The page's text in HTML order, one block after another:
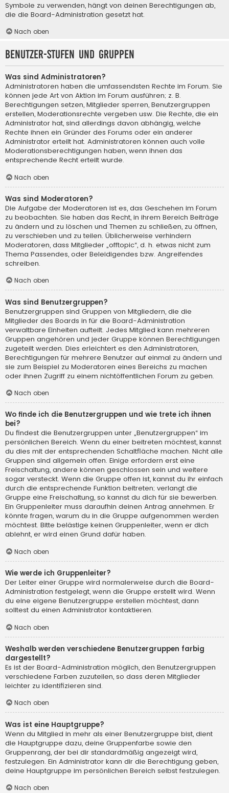
Symbole zu verwenden, hängt von deinen Berechtigungen ab,
die die Board-Administration gesetzt hat.
Nach oben
Benutzer-Stufen und Gruppen
Was sind Administratoren?
Administratoren haben die umfassendsten Rechte im Forum. Sie
können jede Art von Aktion im Forum ausführen; z. B.
Berechtigungen setzen, Mitglieder sperren, Benutzergruppen
erstellen, Moderationsrechte vergeben usw. Die Rechte, die ein
Administrator hat, sind allerdings davon abhängig, welche
Rechte ihnen ein Gründer des Forums oder ein anderer
Administrator erteilt hat. Administratoren können auch volle
Moderationsberechtigungen haben, wenn ihnen das
entsprechende Recht erteilt wurde.
Nach oben
Was sind Moderatoren?
Die Aufgabe der Moderatoren ist es, das Geschehen im Forum
zu beobachten. Sie haben das Recht, in ihrem Bereich Beiträge
zu ändern und zu löschen und Themen zu schließen, zu öffnen,
zu verschieben und zu teilen. Üblicherweise verhindern
Moderatoren, dass Mitglieder „offtopic“, d. h. etwas nicht zum
Thema Passendes, oder Beleidigendes bzw. Angreifendes
schreiben.
Nach oben
Was sind Benutzergruppen?
Benutzergruppen sind Gruppen von Mitgliedern, die die
Mitglieder des Boards in für die Board-Administration
verwaltbare Einheiten aufteilt. Jedes Mitglied kann mehreren
Gruppen angehören und jeder Gruppe können Berechtigungen
zugeteilt werden. Dies erleichtert es den Administratoren,
Berechtigungen für mehrere Benutzer auf einmal zu ändern und
sie zum Beispiel zu Moderatoren eines Bereichs zu machen
oder ihnen Zugriff zu einem nichtöffentlichen Forum zu geben.
Nach oben
Wo finde ich die Benutzergruppen und wie trete ich ihnen
bei?
Du findest die Benutzergruppen unter „Benutzergruppen“ im
persönlichen Bereich. Wenn du einer beitreten möchtest, kannst
du dies mit der entsprechenden Schaltfläche machen. Nicht alle
Gruppen sind allgemein offen. Einige erfordern erst eine
Freischaltung, andere können geschlossen sein und weitere
sogar versteckt. Wenn die Gruppe offen ist, kannst du ihr einfach
durch die entsprechende Funktion beitreten; verlangt die
Gruppe eine Freischaltung, so kannst du dich für sie bewerben.
Ein Gruppenleiter muss daraufhin deinen Antrag annehmen. Er
könnte fragen, warum du in die Gruppe aufgenommen werden
möchtest. Bitte belästige keinen Gruppenleiter, wenn er dich
ablehnt, er wird einen Grund dafür haben.
Nach oben
Wie werde ich Gruppenleiter?
Der Leiter einer Gruppe wird normalerweise durch die Board-
Administration festgelegt, wenn die Gruppe erstellt wird. Wenn
du eine eigene Benutzergruppe erstellen möchtest, dann
solltest du einen Administrator kontaktieren.
Nach oben
Weshalb werden verschiedene Benutzergruppen farbig
dargestellt?
Es ist der Board-Administration möglich, den Benutzergruppen
verschiedene Farben zuzuteilen, so dass deren Mitglieder
leichter zu identifizieren sind.
Nach oben
Was ist eine Hauptgruppe?
Wenn du Mitglied in mehr als einer Benutzergruppe bist, dient
die Hauptgruppe dazu, deine Gruppenfarbe sowie den
Gruppenrang, der bei dir standardmäßig angezeigt wird,
festzulegen. Ein Administrator kann dir die Berechtigung geben,
deine Hauptgruppe im persönlichen Bereich selbst festzulegen.
Nach oben